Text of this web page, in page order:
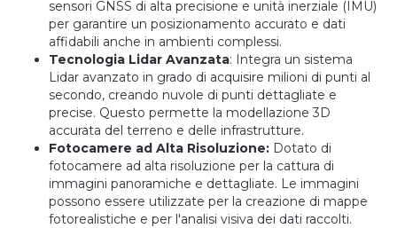
sensori GNSS di alta precisione e unità inerziale (IMU)
per garantire un posizionamento accurato e dati
affidabili anche in ambienti complessi.
Tecnologia Lidar Avanzata: Integra un sistema
Lidar avanzato in grado di acquisire milioni di punti al
secondo, creando nuvole di punti dettagliate e
precise. Questo permette la modellazione 3D
accurata del terreno e delle infrastrutture.
Fotocamere ad Alta Risoluzione: Dotato di
fotocamere ad alta risoluzione per la cattura di
immagini panoramiche e dettagliate. Le immagini
possono essere utilizzate per la creazione di mappe
fotorealistiche e per l'analisi visiva dei dati raccolti.